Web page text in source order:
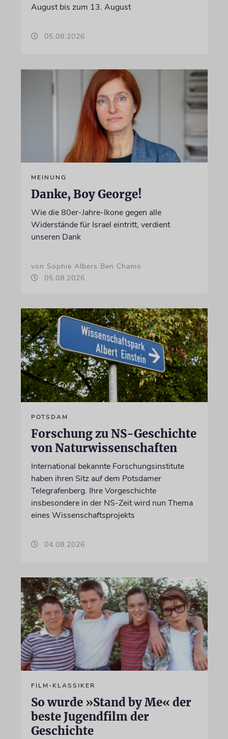
August bis zum 13. August
05.08.2026
MEINUNG
Danke, Boy George!
Wie die 80er-Jahre-Ikone gegen alle
Widerstände für Israel eintritt, verdient
unseren Dank
von Sophie Albers Ben Chamo
05.08.2026
POTSDAM
Forschung zu NS-Geschichte
von Naturwissenschaften
International bekannte Forschungsinstitute
haben ihren Sitz auf dem Potsdamer
Telegrafenberg. Ihre Vorgeschichte
insbesondere in der NS-Zeit wird nun Thema
eines Wissenschaftsprojekts
04.08.2026
FILM-KLASSIKER
So wurde »Stand by Me« der
beste Jugendfilm der
Geschichte